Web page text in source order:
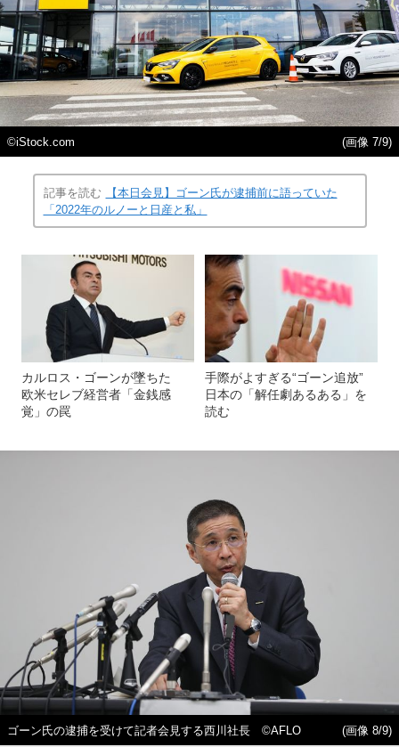
©iStock.com (画像 7/9)
記事を読む
【本日会見】ゴーン氏が逮捕前に語っていた
「2022年のルノーと日産と私」
カルロス・ゴーンが墜ちた
欧米セレブ経営者「金銭感
覚」の罠
手際がよすぎる“ゴーン追放”
日本の「解任劇あるある」を
読む
ゴーン氏の逮捕を受けて記者会見する西川社長 ©AFLO
(画像 8/9)